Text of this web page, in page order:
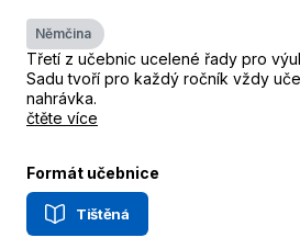
Němčina
Třetí z učebnic ucelené řady pro
Sadu tvoří pro každý ročník vždy
nahrávka.
čtěte více
Formát učebnice
Tištěná